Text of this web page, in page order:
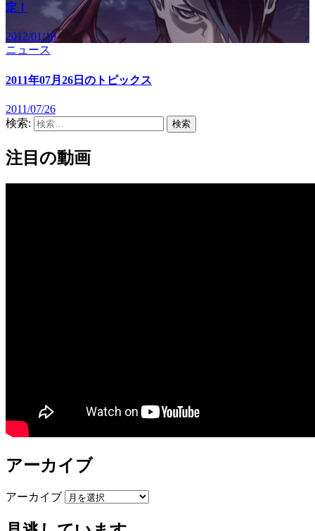
定！
2012/01/10
ニュース
2011年07月26日のトピックス
2011/07/26
検索:
注目の動画
アーカイブ
アーカイブ